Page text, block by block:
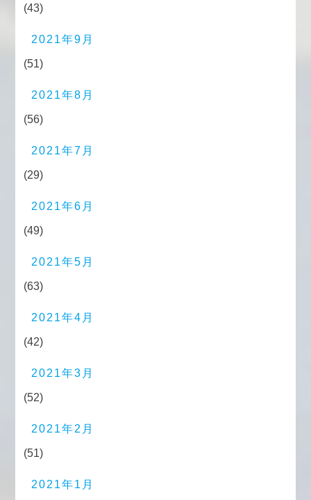
(43)
2021年9月
(51)
2021年8月
(56)
2021年7月
(29)
2021年6月
(49)
2021年5月
(63)
2021年4月
(42)
2021年3月
(52)
2021年2月
(51)
2021年1月